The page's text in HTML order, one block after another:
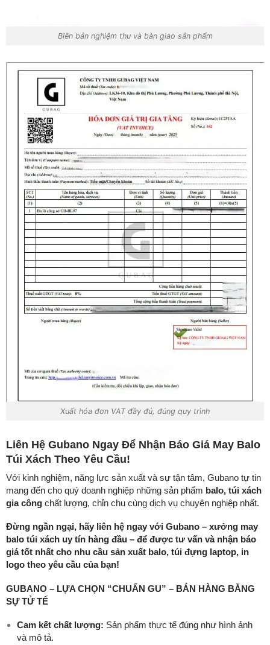
Biên bản nghiệm thu và bàn giao sản phẩm
Xuất hóa đơn VAT đầy đủ, đúng quy trình
Liên Hệ Gubano Ngay Để Nhận Báo Giá May Balo
Túi Xách Theo Yêu Cầu!
Với kinh nghiệm, năng lực sản xuất và sự tận tâm, Gubano tự tin
mang đến cho quý doanh nghiệp những sản phẩm balo, túi xách
gia công chất lượng, chỉn chu cùng dịch vụ chuyên nghiệp nhất.
Đừng ngần ngại, hãy liên hệ ngay với Gubano – xưởng may
balo túi xách uy tín hàng đầu – để được tư vấn và nhận báo
giá tốt nhất cho nhu cầu sản xuất balo, túi đựng laptop, in
logo theo yêu cầu của bạn!
GUBANO – LỰA CHỌN “CHUẨN GU” – BÁN HÀNG BẰNG
SỰ TỬ TẾ
Cam kết chất lượng: Sản phẩm thực tế đúng như hình ảnh
và mô tả.